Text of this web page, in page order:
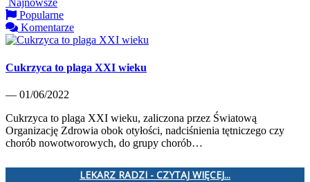
Najnowsze
Popularne
Komentarze
Cukrzyca to plaga XXI wieku
— 01/06/2022
Cukrzyca to plaga XXI wieku, zaliczona przez Światową
Organizację Zdrowia obok otyłości, nadciśnienia tętniczego czy
chorób nowotworowych, do grupy chorób…
LEKARZ RADZI - CZYTAJ WIĘCEJ...